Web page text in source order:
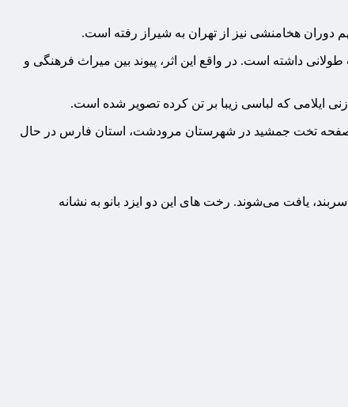
داشته است. در واقع این اثر، پیوند بین میراث فرهنگی و
ایلامی که لباسی زیبا بر تن کرده تصویر شده است.
صفحه تخت جمشید در شهرستان مرودشت، استان فارس در حال
یافت می‌شوند. رخت های این دو ایزد بانو به نشانه